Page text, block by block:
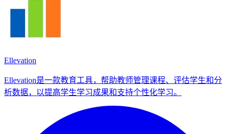
Ellevation
Ellevation是一款教育工具，帮助教师管理课程、评估学生和分
析数据，以提高学生学习成果和支持个性化学习。